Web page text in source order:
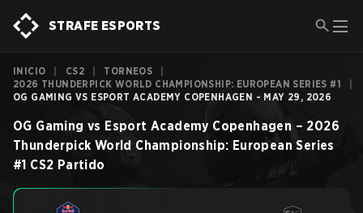
STRAFE ESPORTS
INICIO CS2 TORNEOS
2026 THUNDERPICK WORLD CHAMPIONSHIP: EUROPEAN SERIES #1
OG GAMING VS ESPORT ACADEMY COPENHAGEN - MAY 29, 2026
OG Gaming vs Esport Academy Copenhagen – 2026
Thunderpick World Championship: European Series
#1 CS2 Partido